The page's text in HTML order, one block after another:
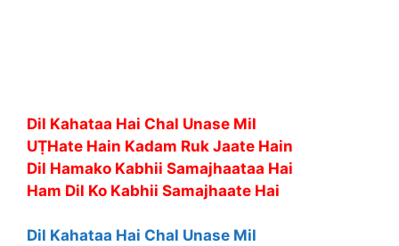
Dil Kahataa Hai Chal Unase Mil
UṬHate Hain Kadam Ruk Jaate Hain
Dil Hamako Kabhii Samajhaataa Hai
Ham Dil Ko Kabhii Samajhaate Hai
Dil Kahataa Hai Chal Unase Mil